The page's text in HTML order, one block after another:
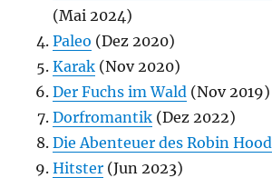
(Mai 2024)
Paleo (Dez 2020)
Karak (Nov 2020)
Der Fuchs im Wald (Nov 2019)
Dorfromantik (Dez 2022)
Die Abenteuer des Robin Hood
Hitster (Jun 2023)